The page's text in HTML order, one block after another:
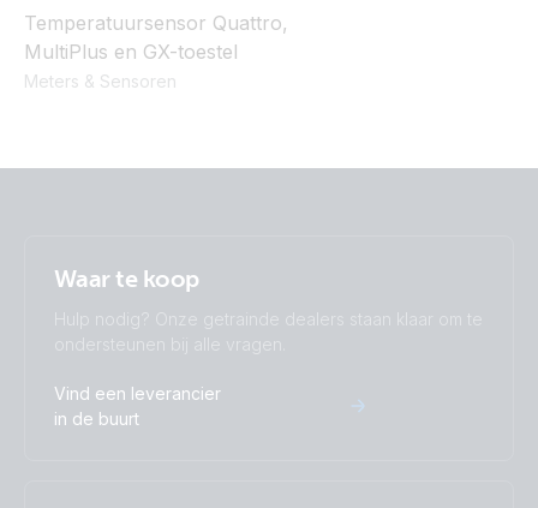
Temperatuursensor Quattro,
MultiPlus en GX-toestel
Meters & Sensoren
Waar te koop
Hulp nodig? Onze getrainde dealers staan klaar om te
ondersteunen bij alle vragen.
Vind een leverancier
in de buurt